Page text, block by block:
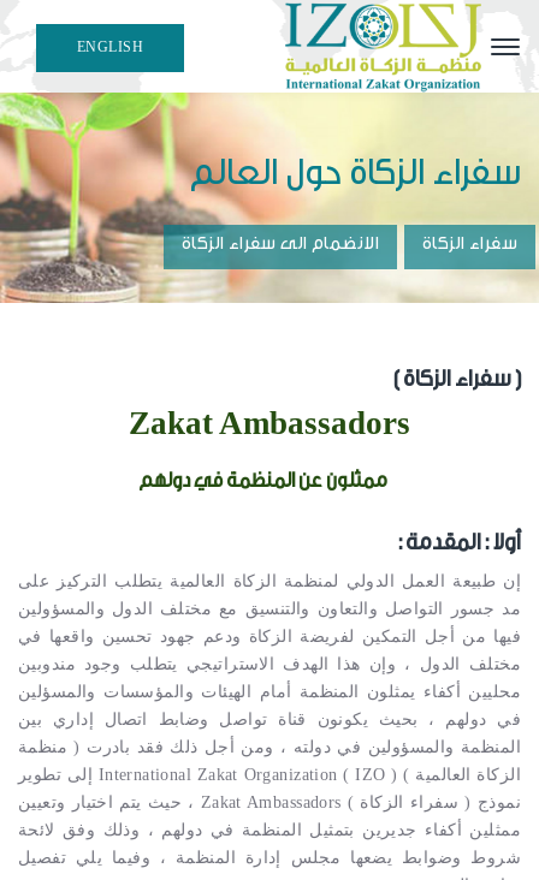
ENGLISH
هيئة علمية مهنية متخصصة في إصدار معايير وقرارات الزكاة
الفقهية والمحاسبية
سفراء الزكاة حول العالم
سفراء الزكاة الانضمام الى سفراء الزكاة
( سفراء الزكاة )
Zakat Ambassadors
ممثلون عن المنظمة في دولهم
أولا : المقدمة :
إن طبيعة العمل الدولي لمنظمة الزكاة العالمية يتطلب التركيز على
مد جسور التواصل والتعاون والتنسيق مع مختلف الدول والمسؤولين
فيها من أجل التمكين لفريضة الزكاة ودعم جهود تحسين واقعها في
مختلف الدول ، وإن هذا الهدف الاستراتيجي يتطلب وجود مندوبين
محليين أكفاء يمثلون المنظمة أمام الهيئات والمؤسسات والمسؤلين
في دولهم ، بحيث يكونون قناة تواصل وضابط اتصال إداري بين
المنظمة والمسؤولين في دولته ، ومن أجل ذلك فقد بادرت ( منظمة
الزكاة العالمية ) International Zakat Organization ( IZO ) إلى تطوير
نموذج ( سفراء الزكاة ) Zakat Ambassadors ، حيث يتم اختيار وتعيين
ممثلين أكفاء جديرين بتمثيل المنظمة في دولهم ، وذلك وفق لائحة
شروط وضوابط يضعها مجلس إدارة المنظمة ، وفيما يلي تفصيل